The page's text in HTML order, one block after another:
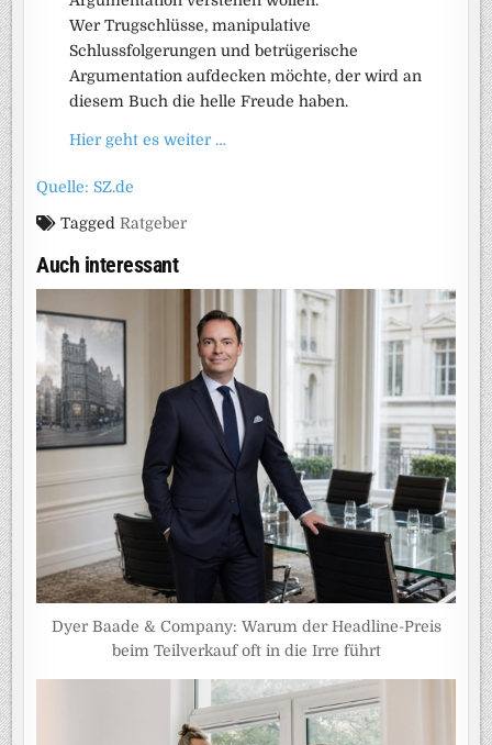
Wer Trugschlüsse, manipulative
Schlussfolgerungen und betrügerische
Argumentation aufdecken möchte, der wird an
diesem Buch die helle Freude haben.
Hier geht es weiter …
Quelle: SZ.de
TaggedRatgeber
Auch interessant
Dyer Baade & Company: Warum der Headline-Preis
beim Teilverkauf oft in die Irre führt